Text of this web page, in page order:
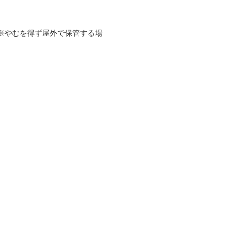
やむを得ず屋外で保管する場